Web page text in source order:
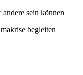
sein können
begleiten